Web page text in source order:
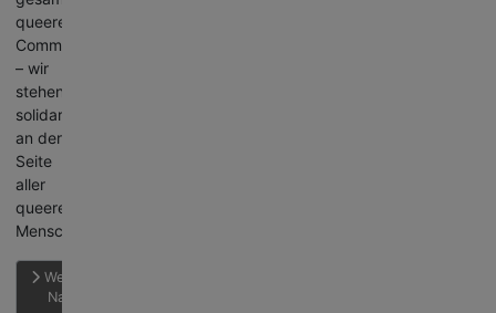
queeren
Community
– wir
stehen
solidarisch
an der
Seite
aller
queeren
Menschen.
Weiterlesen:
Nach der